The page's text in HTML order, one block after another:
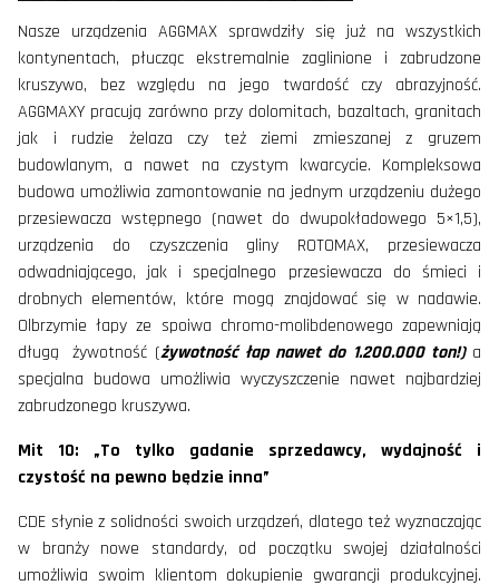
Nasze urządzenia AGGMAX sprawdziły się już na wszystkich
kontynentach, płucząc ekstremalnie zaglinione i zabrudzone
kruszywo, bez względu na jego twardość czy abrazyjność.
AGGMAXY pracują zarówno przy dolomitach, bazaltach, granitach
jak i rudzie żelaza czy też ziemi zmieszanej z gruzem
budowlanym, a nawet na czystym kwarcycie. Kompleksowa
budowa umożliwia zamontowanie na jednym urządzeniu dużego
przesiewacza wstępnego (nawet do dwupokładowego 5×1,5),
urządzenia do czyszczenia gliny ROTOMAX, przesiewacza
odwadniającego, jak i specjalnego przesiewacza do śmieci i
drobnych elementów, które mogą znajdować się w nadawie.
Olbrzymie łapy ze spoiwa chromo-molibdenowego zapewniają
długą żywotność (żywotność łap nawet do 1.200.000 ton!)a
specjalna budowa umożliwia wyczyszczenie nawet najbardziej
zabrudzonego kruszywa.
Mit 10: „To tylko gadanie sprzedawcy, wydajność i
czystość na pewno będzie inna”
CDE słynie z solidności swoich urządzeń, dlatego też wyznaczając
w branży nowe standardy, od początku swojej działalności
umożliwia swoim klientom dokupienie gwarancji produkcyjnej.